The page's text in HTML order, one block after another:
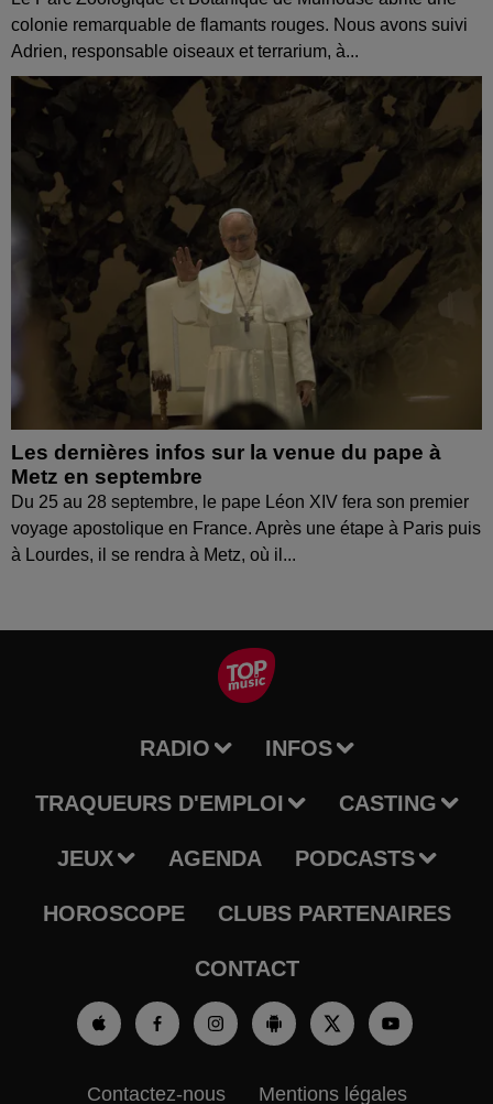
colonie remarquable de flamants rouges. Nous avons suivi
Adrien, responsable oiseaux et terrarium, à...
Les dernières infos sur la venue du pape à
Metz en septembre
Du 25 au 28 septembre, le pape Léon XIV fera son premier
voyage apostolique en France. Après une étape à Paris puis
à Lourdes, il se rendra à Metz, où il...
RADIO INFOS
TRAQUEURS D'EMPLOI CASTING
JEUX AGENDA PODCASTS
HOROSCOPE CLUBS PARTENAIRES
CONTACT
Contactez-nous Mentions légales